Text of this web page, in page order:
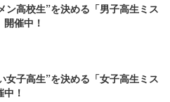
ン高校生”を決める「男子高生ミス
催中！
女子高生”を決める「女子高生ミス
！